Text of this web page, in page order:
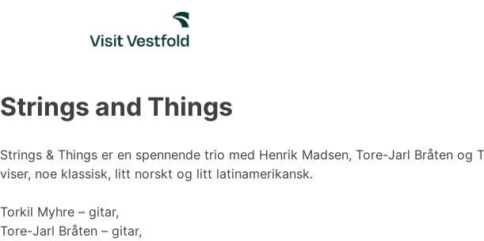
Strings and Things
Strings & Things er en spennende trio med Henrik Madsen, Tore-Jarl Bråten
viser, noe klassisk, litt norskt og litt latinamerikansk.
Torkil Myhre – gitar,
Tore-Jarl Bråten – gitar,